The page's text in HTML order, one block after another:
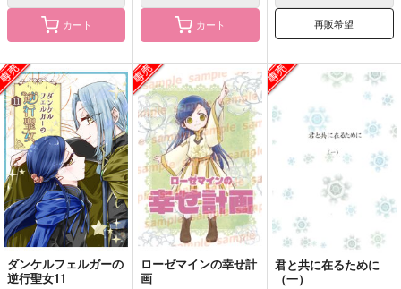
カート カート 再販希望
ダンケルフェルガーの
逆行聖女11
ローゼマインの幸せ計
画
君と共に在るために
（一）